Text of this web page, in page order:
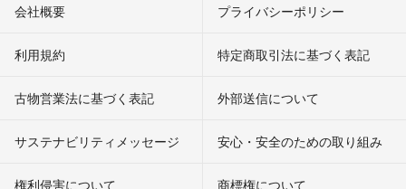
会社概要 プライバシーポリシー
利用規約 特定商取引法に基づく表記
古物営業法に基づく表記 外部送信について
サステナビリティメッセージ 安心・安全のための取り組み
権利侵害について
商標権について